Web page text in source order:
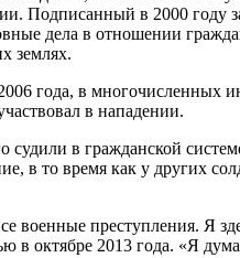
Подписанный в 2000 году
дела в отношении
землях.
года, в многочисленных
в нападении.
судили в гражданской
в то время как у других
военные преступления. Я
в октябре 2013 года. «Я